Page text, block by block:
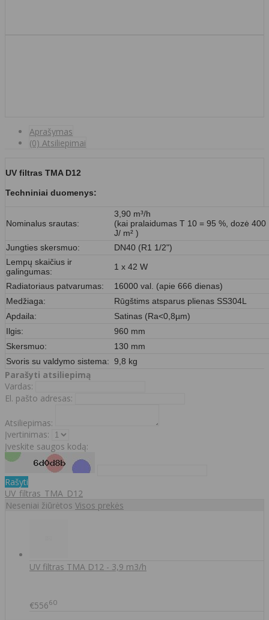
Aprašymas
(0) Atsiliepimai
UV filtras TMA D12
Techniniai duomenys:
Nominalus srautas:
3,90 m³/h
(kai pralaidumas T 10 = 95 %, dozė 400
J/ m² )
Jungties skersmuo:
DN40 (R1 1/2")
Lempų skaičius ir
galingumas:
1 x 42 W
Radiatoriaus patvarumas:
16000 val. (apie 666 dienas)
Medžiaga:
Rūgštims atsparus plienas SS304L
Apdaila:
Satinas (Ra<0,8µm)
Ilgis:
960 mm
Skersmuo:
130 mm
Svoris su valdymo sistema: 9,8 kg
Parašyti atsiliepimą
Vardas:
El. pašto adresas:
Atsiliepimas:
Įvertinimas:
Įveskite saugos kodą:
Rašyti
UV_filtras_TMA_D12
Neseniai žiūrėtos Visos prekės
UV filtras TMA D12 - 3,9 m3/h
€55660